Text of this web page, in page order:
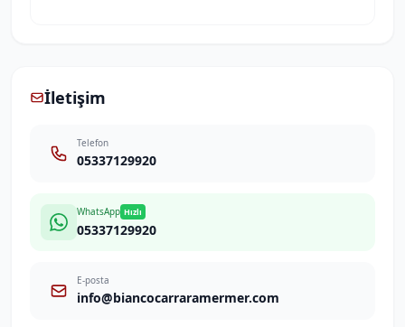
İletişim
Telefon
05337129920
WhatsApp Hızlı
05337129920
E-posta
info@biancocarraramermer.com